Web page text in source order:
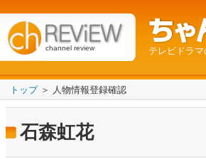
channel review テレビドラ
トップ＞ 人物情報登録確認
石森虹花